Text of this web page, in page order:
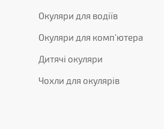
Окуляри для водіїв
Окуляри для комп'ютера
Дитячі окуляри
Чохли для окулярів